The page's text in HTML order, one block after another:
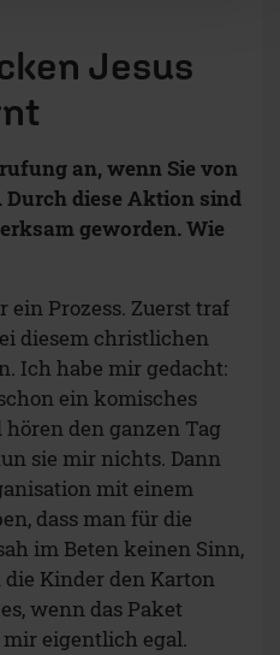
Jesus
an, wenn Sie von
diese Aktion sind
geworden. Wie
ein Prozess. Zuerst traf
diesem christlichen
Ich habe mir gedacht:
ein komisches
den ganzen Tag
sie mir nichts. Dann
mit einem
dass man für die
im Beten keinen Sinn,
Kinder den Karton
wenn das Paket
eigentlich egal.